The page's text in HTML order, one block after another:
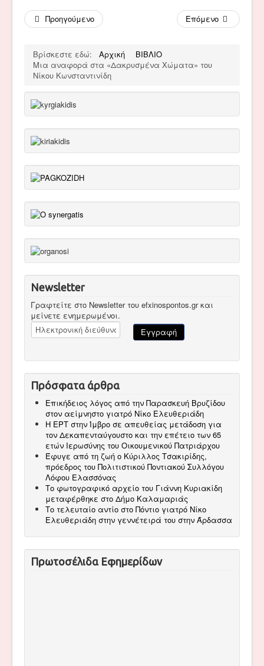
Προηγούμενο Επόμενο
Βρίσκεστε εδώ: Αρχική
ΒΙΒΛΙΟ
Μια αναφορά στα «Δακρυσμένα Χώματα» του
Νίκου Κωνσταντινίδη
Newsletter
Γραφτείτε στο Newsletter του efxinospontos.gr και
μείνετε ενημερωμένοι.
Πρόσφατα άρθρα
Επικήδειος λόγος από την Παρασκευή Βρυζίδου
στον αείμνηστο γιατρό Νίκο Ελευθεριάδη
Η ΕΡΤ στην Ίμβρο σε απευθείας μετάδοση για
τον Δεκαπενταύγουστο και την επέτειο των 65
ετών Ιερωσύνης του Οικουμενικού Πατριάρχου
Έφυγε από τη ζωή ο Κύριλλος Τσακιρίδης,
πρόεδρος του Πολιτιστικού Ποντιακού Συλλόγου
Λόφου Ελασσόνας
Το φωτογραφικό αρχείο του Γιάννη Κυριακίδη
μεταφέρθηκε στο Δήμο Καλαμαριάς
Το τελευταίο αντίο στο Πόντιο γιατρό Νίκο
Ελευθεριάδη στην γεννέτειρά του στην Άρδασσα
Πρωτοσέλιδα Εφημερίδων